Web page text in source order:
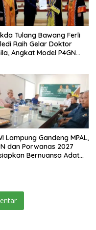
Tulang Bawang Ferli
Raih Gelar Doktor
Angkat Model P4GN
Lampung Gandeng MPAL,
dan Porwanas 2027
Bernuansa Adat